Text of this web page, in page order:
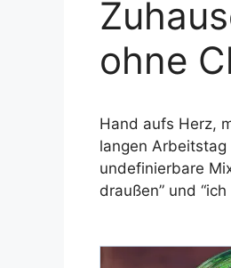
ohne
Hand aufs Herz,
langen
undefinierbare
draußen” und